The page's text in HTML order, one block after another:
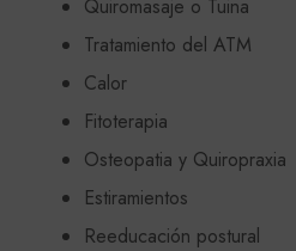
Quiromasaje o Tuina
Tratamiento del ATM
Calor
Fitoterapia
Osteopatia y Quiropraxia
Estiramientos
Reeducación postural